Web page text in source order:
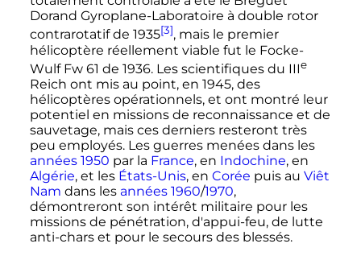
Dorand Gyroplane-Laboratoire à double rotor
contrarotatif de 1935[3], mais le premier
hélicoptère réellement viable fut le Focke-
Wulf Fw 61 de 1936. Les scientifiques du IIIe
Reich ont mis au point, en 1945, des
hélicoptères opérationnels, et ont montré leur
potentiel en missions de reconnaissance et de
sauvetage, mais ces derniers resteront très
peu employés. Les guerres menées dans les
années 1950 par la France, en Indochine, en
Algérie, et les États-Unis, en Corée puis au Viêt
Nam dans les années 1960/1970,
démontreront son intérêt militaire pour les
missions de pénétration, d'appui-feu, de lutte
anti-chars et pour le secours des blessés.